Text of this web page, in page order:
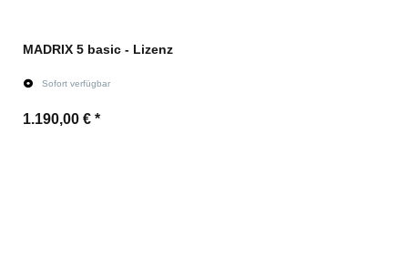
MADRIX 5 basic - Lizenz
Sofort verfügbar
1.190,00 € *